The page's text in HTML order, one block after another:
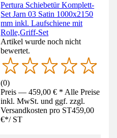
Pertura Schiebetür Komplett-
Set Jarn 03 Satin 1000x2150
mm inkl. Laufschiene mit
Rolle,Griff-Set
Artikel wurde noch nicht
bewertet.
(0)
Preis — 459,00 € * Alle Preise
inkl. MwSt. und ggf. zzgl.
Versandkosten pro ST459,00
€*/ ST